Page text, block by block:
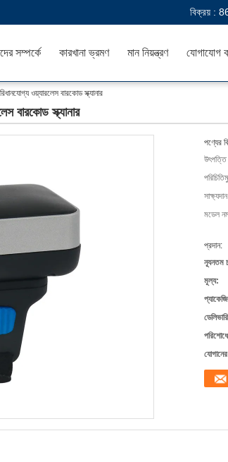
বিক্রয় :
সম্পর্কে কারখানা ভ্রমণ মান নিয়ন্ত্রণ যোগাযোগ
ওয়্যারলেস বারকোড স্ক্যানার
বারকোড স্ক্যানার
পণ্যের
মডেল
প্রদান:
ন্যূনতম
মূল্য: